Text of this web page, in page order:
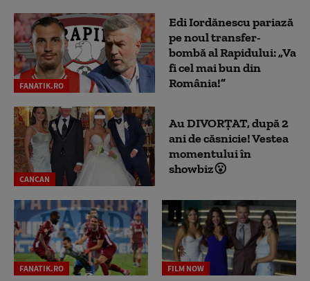
FANATIK.RO
Edi Iordănescu pariază
pe noul transfer-
bombă al Rapidului: „Va
fi cel mai bun din
România!”
CANCAN
Au DIVORȚAT, după 2
ani de căsnicie! Vestea
momentului în
showbiz😮
FANATIK.RO FILM NOW